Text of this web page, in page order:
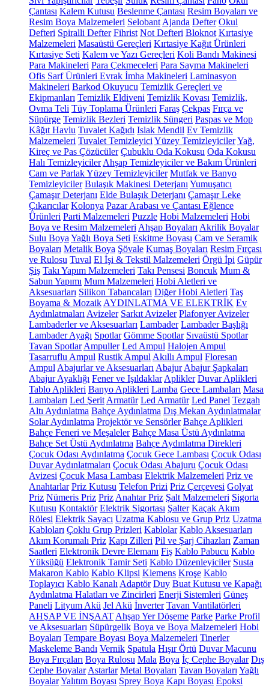
Çantası Kalem Kutusu Beslenme Çantası Resim Boyaları ve
Resim Boya Malzemeleri Selobant Ajanda Defter Okul
Defteri Spiralli Defter Fihrist Not Defteri Bloknot Kırtasiye
Malzemeleri Masaüstü Gereçleri Kırtasiye Kağıt Ürünleri
Kırtasiye Seti Kalem ve Yazı Gereçleri Koli Bandı Makinesi
Para Makineleri Para Çekmeceleri Para Sayma Makineleri
Ofis Sarf Ürünleri Evrak İmha Makineleri Laminasyon
Makineleri Barkod Okuyucu Temizlik Gereçleri ve
Ekipmanları Temizlik Eldiveni Temizlik Kovası Temizlik,
Ovma Teli Tüy Toplama Ürünleri Faraş Çekpas Fırça ve
Süpürge Temizlik Bezleri Temizlik Süngeri Paspas ve Mop
Kâğıt Havlu Tuvalet Kağıdı Islak Mendil Ev Temizlik
Malzemeleri Tuvalet Temizleyici Yüzey TemizleyicilerYağ,
Kireç ve Pas Çözücüler Çubuklu Oda Kokusu Oda Kokusu
Halı Temizleyiciler Ahşap Temizleyiciler ve Bakım Ürünleri
Cam ve Parlak Yüzey Temizleyiciler Mutfak ve Banyo
Temizleyiciler Bulaşık Makinesi Deterjanı Yumuşatıcı
Çamaşır Deterjanı Elde Bulaşık Deterjanı Çamaşır Leke
Çıkarıcılar Kolonya Pazar Arabası ve Çantası Eğlence
Ürünleri Parti Malzemeleri Puzzle Hobi Malzemeleri Hobi
Boya ve Resim Malzemeleri Ahşap Boyaları Akrilik Boyalar
Sulu Boya Yağlı Boya Seti Eskitme Boyası Cam ve Seramik
Boyaları Metalik Boya Şövale Kumaş Boyaları Resim Fırçası
ve Rulosu Tuval El İşi & Tekstil Malzemeleri Örgü İpi Güpür
Şiş Takı Yapım Malzemeleri Takı Pensesi Boncuk Mum &
Sabun Yapımı Mum Malzemeleri Hobi Aletleri ve
Aksesuarları Silikon Tabancaları Diğer Hobi Aletleri Taş
Boyama & Mozaik AYDINLATMA VE ELEKTRİK Ev
Aydınlatmaları Avizeler Sarkıt Avizeler Plafonyer Avizeler
Lambaderler ve Aksesuarları Lambader Lambader Başlığı
Lambader Ayağı Spotlar Gömme Spotlar Sıvaüstü Spotlar
Tavan Spotlar Ampuller Led Ampul Halojen Ampul
Tasarruflu Ampul Rustik Ampul Akıllı Ampul Floresan
Ampul Abajurlar ve Aksesuarları Abajur Abajur Şapkaları
Abajur Ayaklığı Fener ve Işıldaklar Aplikler Duvar Aplikleri
Tablo Aplikleri Banyo Aplikleri Lamba Gece Lambaları Masa
Lambaları Led Şerit Armatür Led Armatür Led Panel Tezgah
Altı Aydınlatma Bahçe Aydınlatma Dış Mekan Aydınlatmalar
Solar Aydınlatma Projektör ve Sensörler Bahçe Aplikleri
Bahçe Feneri ve Meşaleler Bahçe Masa Üstü Aydınlatma
Bahçe Set Üstü Aydınlatma Bahçe Aydınlatma Direkleri
Çocuk Odası Aydınlatma Çocuk Gece Lambası Çocuk Odası
Duvar Aydınlatmaları Çocuk Odası Abajuru Çocuk Odası
Avizesi Çocuk Masa Lambası Elektrik Malzemeleri Priz ve
Anahtarlar Priz Kutusu Telefon Prizi Priz Çerçevesi Golyat
Priz Nümeris Priz Priz Anahtar Priz Şalt Malzemeleri Sigorta
Kutusu Kontaktör Elektrik Sigortası Şalter Kaçak Akım
Rölesi Elektrik Sayacı Uzatma Kablosu ve Grup Priz Uzatma
Kabloları Çoklu Grup Prizleri Kablolar Kablo Aksesuarları
Akım Korumalı Priz Kapı Zilleri Pil ve Şarj Cihazları Zaman
Saatleri Elektronik Devre Elemanı Fiş Kablo Pabucu Kablo
Yüksüğü Elektronik Tamir Seti Kablo Düzenleyiciler Susta
Makaron Kablo Kablo Klipsi Klemens Kroşe Kablo
Toplayıcı Kablo Kanalı Adaptör Duy Buat Kutusu ve Kapağı
Aydınlatma Halatları ve Zincirleri Enerji Sistemleri Güneş
Paneli Lityum Akü Jel Akü İnverter Tavan Vantilatörleri
AHŞAP VE İNŞAAT Ahşap Yer Döşeme Parke Parke Profil
ve Aksesuarları Süpürgelik Boya ve Boya Malzemeleri Hobi
Boyaları Tempare Boyası Boya Malzemeleri Tinerler
Maskeleme Bandı Vernik Spatula Hışır Örtü Duvar Macunu
Boya Fırçaları Boya Rulosu Mala Boya İç Cephe Boyalar Dış
Cephe Boyalar Astarlar Metal Boyaları Tavan Boyaları Yağlı
BoyalarYalıtım Boyası Sprey Boya Kapı Boyası Epoksi